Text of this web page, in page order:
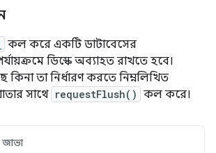
কল করে একটি ডাটাবেসের
ডিস্কে অব্যাহত রাখতে হবে।
তা নির্ধারণ করতে নিম্নলিখিত
সাথে requestFlush() কল করে।
জাভা